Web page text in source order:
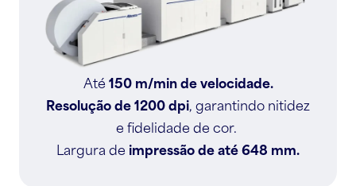
Até 150 m/min de velocidade.
Resolução de 1200 dpi, garantindo nitidez
e fidelidade de cor.
Largura de impressão de até 648 mm.